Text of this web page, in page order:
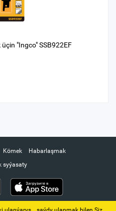
"Ingco" SSB922EF
Kömek
Habarlaşmak
syýasaty